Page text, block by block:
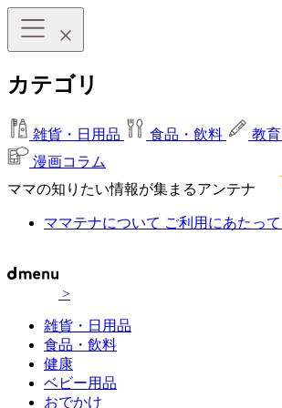
カテゴリ
雑貨・日用品 食品・飲料 教育
漫画コラム
ママの知りたい情報が集まるアンテナ
ママテナについて ご利用にあたって
>
雑貨・日用品
食品・飲料
健康
ベビー用品
おでかけ